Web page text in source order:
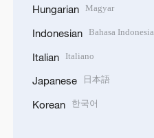
Hungarian Magyar
Indonesian Bahasa Indonesia
Italian Italiano
Japanese 日本語
Korean 한국어